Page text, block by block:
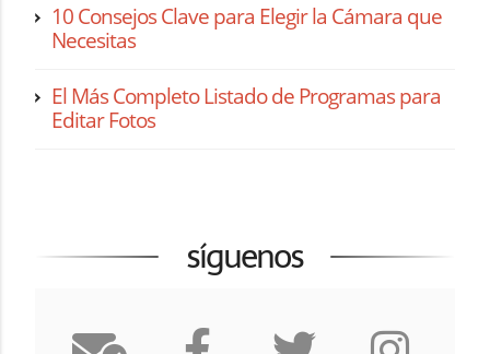
10 Consejos Clave para Elegir la Cámara que
Necesitas
El Más Completo Listado de Programas para
Editar Fotos
síguenos